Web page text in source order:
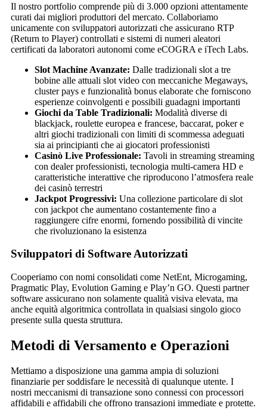
Il nostro portfolio comprende più di 3.000 opzioni attentamente
curati dai migliori produttori del mercato. Collaboriamo
unicamente con sviluppatori autorizzati che assicurano RTP
(Return to Player) controllati e sistemi di numeri aleatori
certificati da laboratori autonomi come eCOGRA e iTech Labs.
Slot Machine Avanzate: Dalle tradizionali slot a tre
bobine alle attuali slot video con meccaniche Megaways,
cluster pays e funzionalità bonus elaborate che forniscono
esperienze coinvolgenti e possibili guadagni importanti
Giochi da Table Tradizionali: Modalità diverse di
blackjack, roulette europea e francese, baccarat, poker e
altri giochi tradizionali con limiti di scommessa adeguati
sia ai principianti che ai giocatori professionisti
Casinò Live Professionale: Tavoli in streaming streaming
con dealer professionisti, tecnologia multi-camera HD e
caratteristiche interattive che riproducono l’atmosfera reale
dei casinò terrestri
Jackpot Progressivi: Una collezione particolare di slot
con jackpot che aumentano costantemente fino a
raggiungere cifre enormi, fornendo possibilità di vincite
che rivoluzionano la esistenza
Sviluppatori di Software Autorizzati
Cooperiamo con nomi consolidati come NetEnt, Microgaming,
Pragmatic Play, Evolution Gaming e Play’n GO. Questi partner
software assicurano non solamente qualità visiva elevata, ma
anche equità algoritmica controllata in qualsiasi singolo gioco
presente sulla questa struttura.
Metodi di Versamento e Operazioni
Mettiamo a disposizione una gamma ampia di soluzioni
finanziarie per soddisfare le necessità di qualunque utente. I
nostri meccanismi di transazione sono connessi con processori
affidabili e affidabili che offrono transazioni immediate e protette.